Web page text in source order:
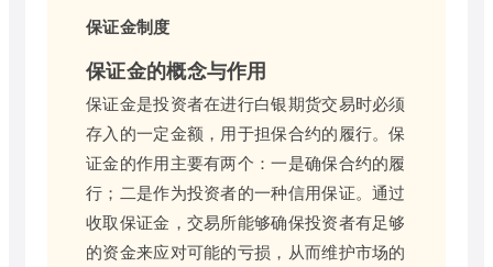
保证金制度
保证金的概念与作用
保证金是投资者在进行白银期货交易时必须
存入的一定金额，用于担保合约的履行。保
证金的作用主要有两个：一是确保合约的履
行；二是作为投资者的一种信用保证。通过
收取保证金，交易所能够确保投资者有足够
的资金来应对可能的亏损，从而维护市场的